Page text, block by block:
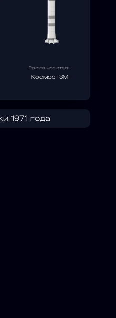
Ракета-носитель
Космос-3М
1971 года